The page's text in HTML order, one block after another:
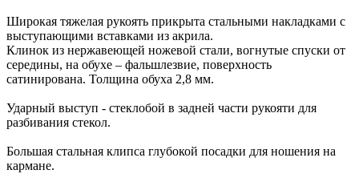
Широкая тяжелая рукоять прикрыта стальными накладками с
выступающими вставками из акрила.
Клинок из нержавеющей ножевой стали, вогнутые спуски от
середины, на обухе – фальшлезвие, поверхность
сатинирована. Толщина обуха 2,8 мм.
Ударный выступ - стеклобой в задней части рукояти для
разбивания стекол.
Большая стальная клипса глубокой посадки для ношения на
кармане.